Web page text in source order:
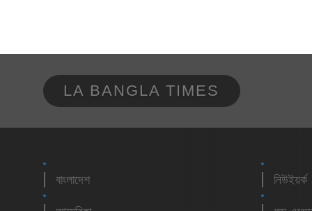
LA BANGLA TIMES
বাংলাদেশ নিউইয়র্ক